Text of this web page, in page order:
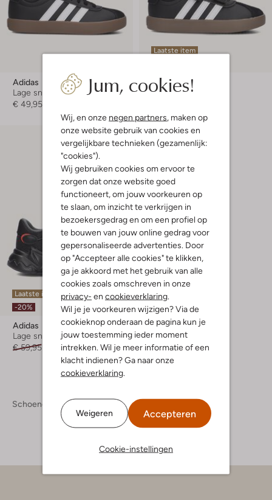
Jum, cookies!
Wij, en onze negen partners , maken op
onze website gebruik van cookies en
vergelijkbare technieken (gezamenlijk:
"cookies").
Wij gebruiken cookies om ervoor te
zorgen dat onze website goed
functioneert, om jouw voorkeuren op
te slaan, om inzicht te verkrijgen in
bezoekersgedrag en om een profiel op
te bouwen van jouw online gedrag voor
gepersonaliseerde advertenties. Door
op "Accepteer alle cookies" te klikken,
ga je akkoord met het gebruik van alle
cookies zoals omschreven in onze
privacy- en cookieverklaring
Wil je je voorkeuren wijzigen? Via de
cookieknop onderaan de pagina kun je
jouw toestemming ieder moment
intrekken. Wil je meer informatie of een
klacht indienen? Ga naar onze
cookieverklaring
Weigeren Accepteren
Cookie-instellingen
Adidas
Lage sneakers
€ 49,95
Laatste item
Adidas
Lage sneakers
Laatste item
-20%
Adidas
Lage sneakers
€ 59,95
€ 47,95
Schoenen Sneakers